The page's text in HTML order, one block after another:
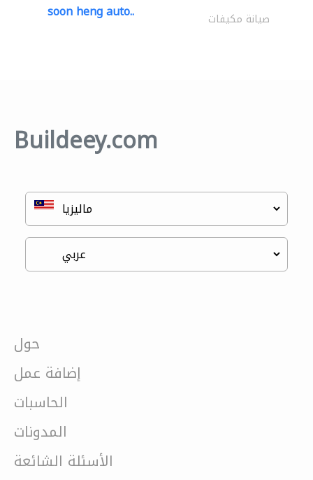
soon heng auto.. صيانة مكيفات
Buildeey.com
حول
إضافة عمل
الحاسبات
المدونات
الأسئلة الشائعة